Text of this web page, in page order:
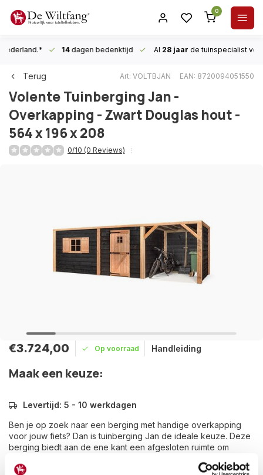
0
14dagen bedenktijd Al 28 jaar de tuinspecialist
Terug Art: VOLTBJAN EAN: 8720094051550
VolenteTuinberging Jan -
Overkapping - Zwart Douglas hout -
564 x 196 x 208
0/10 (0 Reviews)
€3.724,00 Op voorraad Handleiding
Maak een keuze:
Levertijd: 5 - 10 werkdagen
Ben je op zoek naar een berging met handige overkapping
voor jouw fiets? Dan is tuinberging Jan de ideale keuze. Deze
berging biedt aan de ene kant een afgesloten ruimte om
Lees meer